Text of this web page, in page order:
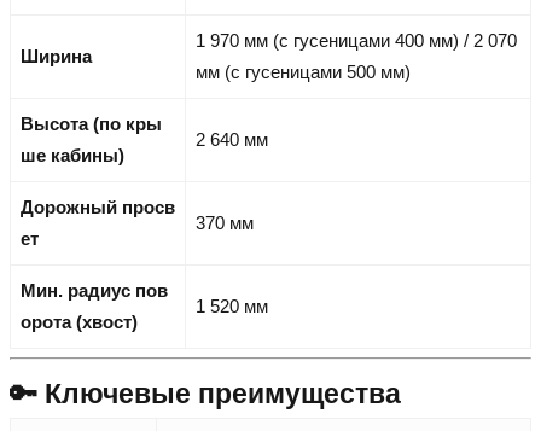
Ширина
1 970 мм (с гусеницами 400 мм) / 2 070
мм (с гусеницами 500 мм)
Высота (по кры
ше кабины)
2 640 мм
Дорожный просв
ет
370 мм
Мин. радиус пов
орота (хвост)
1 520 мм
🔑 Ключевые преимущества